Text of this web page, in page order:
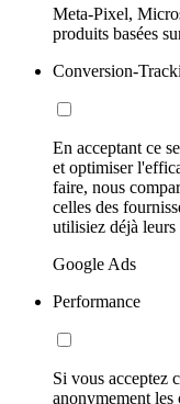
Meta-Pixel,
produits basées
Conversion-
En acceptant ce
et optimiser
faire, nous
celles des
utilisiez déjà leurs
Google Ads
Performance
Si vous acceptez
anonymement les